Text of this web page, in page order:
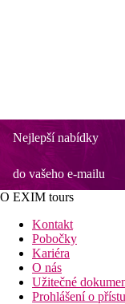
Nejlepší nabídky
do vašeho e-mailu
O EXIM tours
Kontakt
Pobočky
Kariéra
O nás
Užitečné
Prohlášení o